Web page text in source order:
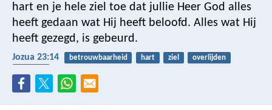
hart en je hele ziel toe dat jullie Heer God alles
heeft gedaan wat Hij heeft beloofd. Alles wat Hij
heeft gezegd, is gebeurd.
Jozua 23:14 betrouwbaarheid hart ziel
overlijden